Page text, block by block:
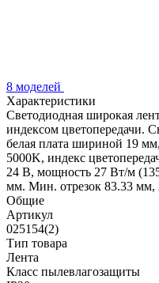
8 моделей
Характеристики
Светодиодная широкая
индексом цветопередачи.
белая плата шириной 19
5000K, индекс
24 В, мощность 27 Вт/м
мм. Мин. отрезок 83.33 мм,
Общие
Артикул
025154(2)
Тип товара
Лента
Класс пылевлагозащиты